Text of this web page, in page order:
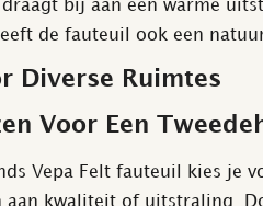
bij aan een warme
de fauteuil ook een
Diverse Ruimtes
Voor Een
Vepa Felt fauteuil kies je
aan kwaliteit of uitstraling.